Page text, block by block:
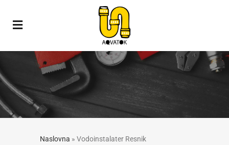
Naslovna » Vodoinstalater Resnik